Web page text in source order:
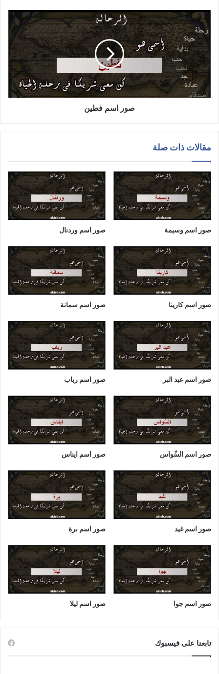
صور اسم فطين
مقالات ذات صلة
صور اسم وسيمة صور اسم وردنال
صور اسم كارينا صور اسم سمانة
صور اسم عبد البر صور اسم رباب
صور اسم السِّواس صور اسم ايناس
صور اسم غيد صور اسم برة
صور اسم جوا صور اسم ليلا
تابعنا على فيسبوك